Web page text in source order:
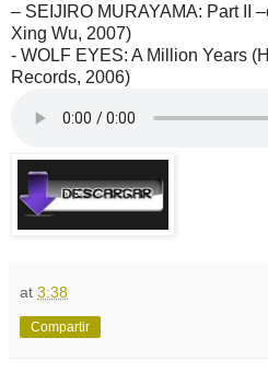
– SEIJIRO MURAYAMA: Part II
Xing Wu, 2007)
- WOLF EYES: A Million Years
Records, 2006)
at 3:38
Compartir